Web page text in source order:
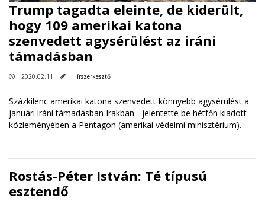
Trump tagadta eleinte, de kiderült,
hogy 109 amerikai katona
szenvedett agysérülést az iráni
támadásban
2020.02.11 Hírszerkesztő
Százkilenc amerikai katona szenvedett könnyebb agysérülést a
januári iráni támadásban Irakban - jelentette be hétfőn kiadott
közleményében a Pentagon (amerikai védelmi minisztérium).
Rostás-Péter István: Té típusú
esztendő